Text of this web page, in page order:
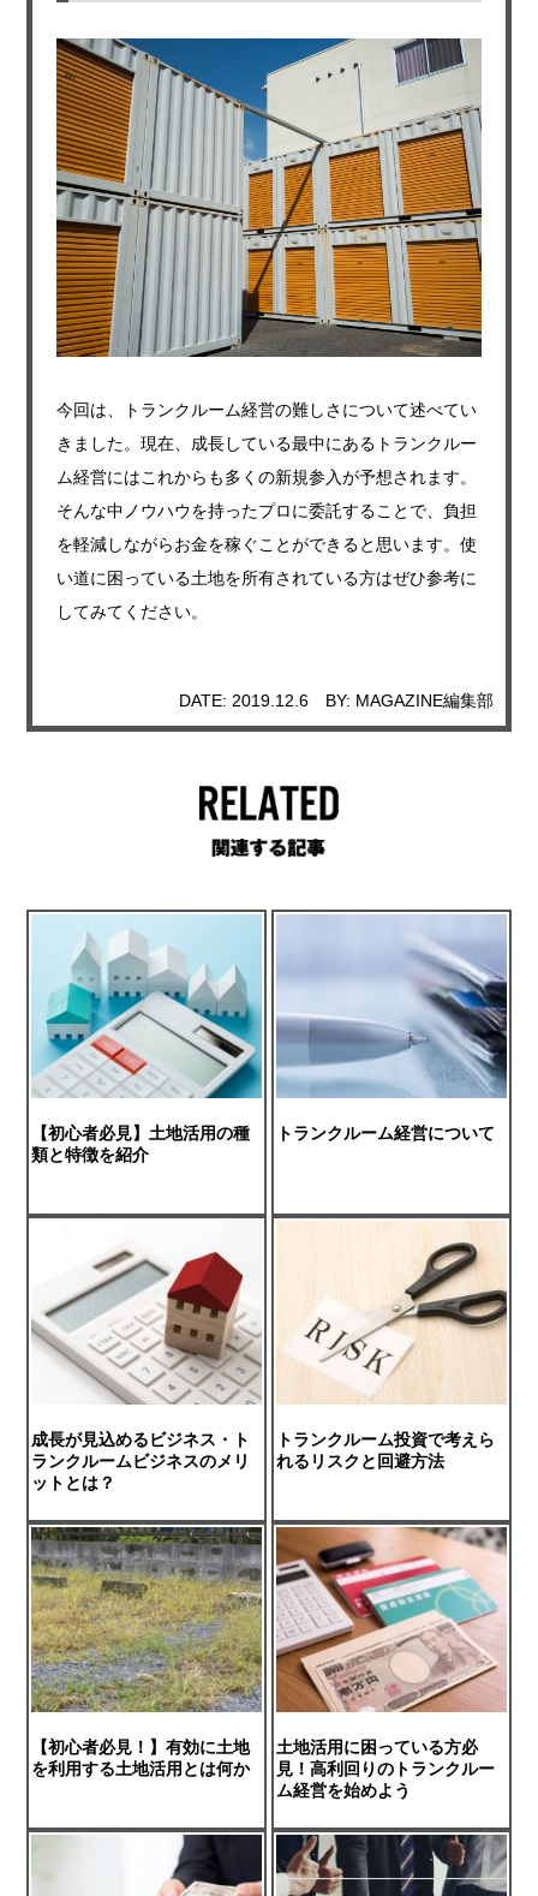
今回は、トランクルーム経営の難しさについて述べてい
きました。現在、成長している最中にあるトランクルー
ム経営にはこれからも多くの新規参入が予想されます。
そんな中ノウハウを持ったプロに委託することで、負担
を軽減しながらお金を稼ぐことができると思います。使
い道に困っている土地を所有されている方はぜひ参考に
してみてください。
DATE: 2019.12.6 BY: MAGAZINE編集部
【初心者必見】土地活用の種
類と特徴を紹介
トランクルーム経営について
成長が見込めるビジネス・ト
ランクルームビジネスのメリ
ットとは？
トランクルーム投資で考えら
れるリスクと回避方法
【初心者必見！】有効に土地
を利用する土地活用とは何か
土地活用に困っている方必
見！高利回りのトランクルー
ム経営を始めよう